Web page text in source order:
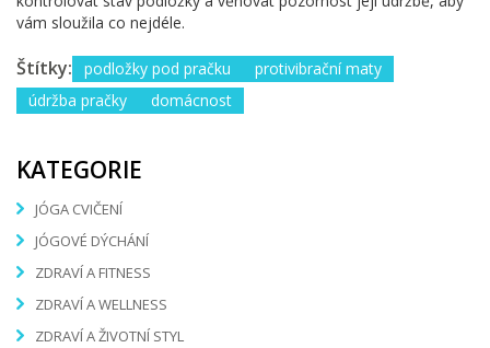
vám sloužila co nejdéle.
Štítky: podložky pod pračku
protivibrační maty
údržba pračky
domácnost
KATEGORIE
JÓGA CVIČENÍ
JÓGOVÉ DÝCHÁNÍ
ZDRAVÍ A FITNESS
ZDRAVÍ A WELLNESS
ZDRAVÍ A ŽIVOTNÍ STYL